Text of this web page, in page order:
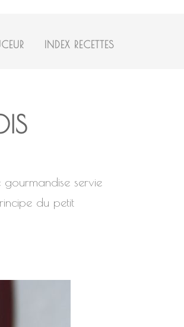
INDEX RECETTES
servie
du petit